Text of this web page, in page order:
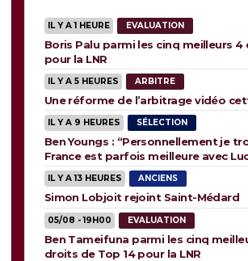
IL Y A 1 HEURE EVALUATION
Boris Palu parmi les cinq meilleurs 4
pour la LNR
IL Y A 5 HEURES ARBITRE
Une réforme de l’arbitrage vidéo
IL Y A 9 HEURES SÉLECTION
Ben Youngs : “Personnellement je
France est parfois meilleure avec
IL Y A 13 HEURES ANCIENS
Simon Lobjoit rejoint Saint-Médard
05/08 - 19H00 EVALUATION
Ben Tameifuna parmi les cinq
droits de Top 14 pour la LNR